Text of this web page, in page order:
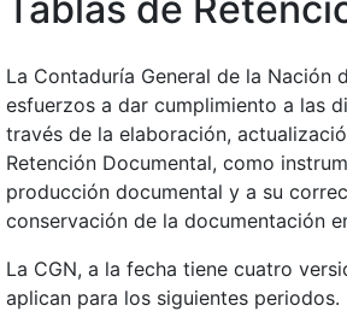
La Contaduría General de la Nación
esfuerzos a dar cumplimiento a las
través de la elaboración,
Retención Documental, como
producción documental y a su
conservación de la documentación
La CGN, a la fecha tiene cuatro
aplican para los siguientes periodos.